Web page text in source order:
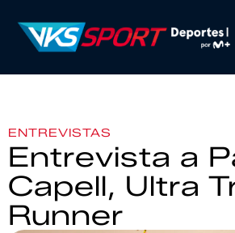
ENTREVISTAS
Entrevista a
Capell, Ultra
Runner